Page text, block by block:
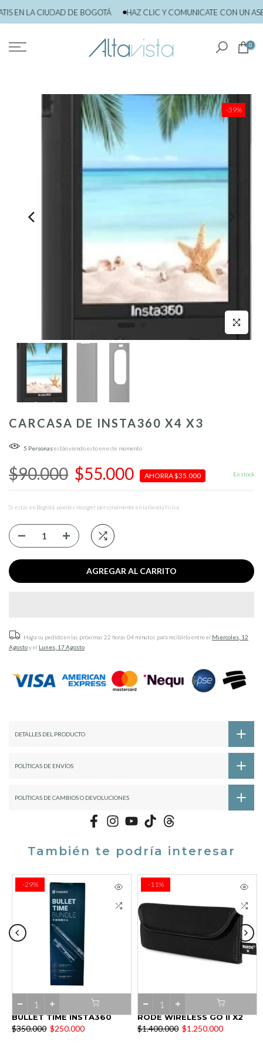
saltar
EN LA CIUDAD DE BOGOTÁ HAZ CLIC Y COMUNICATE CON UN
0
-39%
Click para
CARCASA DE INSTA360 X4 X3
5 Personasestán viendo esto en este momento
$90.000 $55.000 AHORRA $35.000 En stock
Si estás en Bogotá, puedes recoger personalmente en la tienda física.
AGREGAR AL CARRITO
Haga su pedido en las próximas 22 horas 04 minutos para recibirlo entre el Miercoles, 12
Agostoy el Lunes, 17 Agosto
DETALLES DEL PRODUCTO
POLÍTICAS DE ENVÍOS
POLÍTICAS DE CAMBIOS O DEVOLUCIONES
También te podría interesar
-29%
BULLET TIME INSTA360
$350.000 $250.000
-11%
RODE WIRELESS GO II X2
$1.400.000 $1.250.000